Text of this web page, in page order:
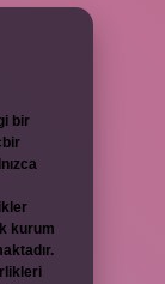
bir
kurum